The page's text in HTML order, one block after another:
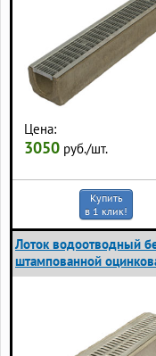
Цена:
3050 руб./шт.
Купить
в 1 клик!
Лоток водоотводный
штампованной